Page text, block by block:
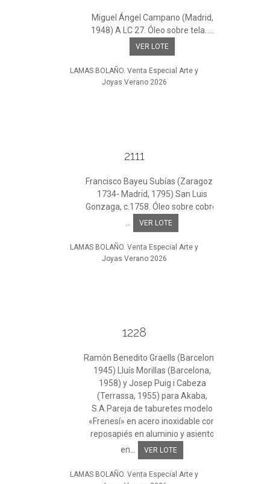
Miguel Ángel Campano (Madrid,
1948) A LC 27. Óleo sobre tela. ...
VER LOTE
LAMAS BOLAÑO. Venta Especial Arte y
Joyas Verano 2026
2111
Francisco Bayeu Subías (Zaragoza,
1734- Madrid, 1795) San Luis
Gonzaga, c.1758. Óleo sobre cobre.
VER LOTE
LAMAS BOLAÑO. Venta Especial Arte y
Joyas Verano 2026
1228
Ramón Benedito Graells (Barcelona,
1945) Lluís Morillas (Barcelona,
1958) y Josep Puig i Cabeza
(Terrassa, 1955) para Akaba,
S.A.Pareja de taburetes modelo
«Frenesí» en acero inoxidable con
reposapiés en aluminio y asiento
en...
VER LOTE
LAMAS BOLAÑO. Venta Especial Arte y